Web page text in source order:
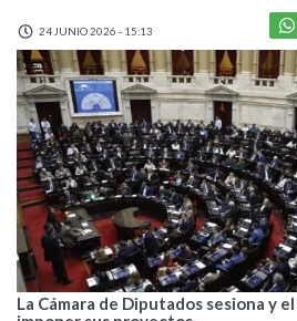
24 JUNIO 2026 - 15:13
La Cámara de Diputados sesiona y